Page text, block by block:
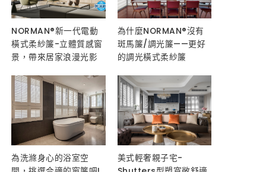
NORMAN®新一代電動
橫式柔紗簾-立體質感窗
景，帶來居家浪漫光影
為什麼NORMAN®沒有
斑馬簾/調光簾——更好
的調光橫式柔紗簾
為洗滌身心的浴室空
美式輕奢親子宅-